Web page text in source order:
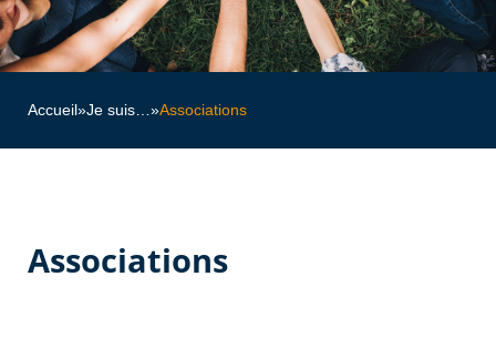
Accueil»Je suis… »Associations
Associations